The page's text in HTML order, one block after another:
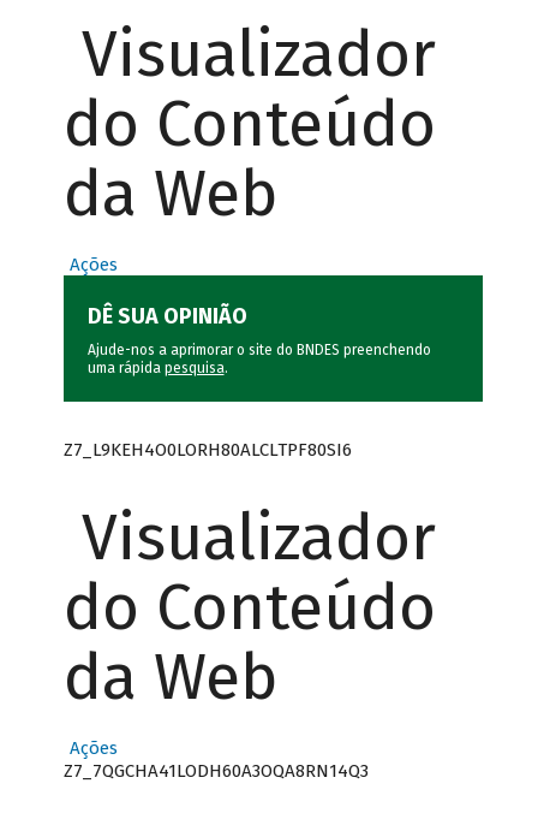
Visualizador
do Conteúdo
da Web
Ações
DÊ SUA OPINIÃO
Ajude-nos a aprimorar o site do BNDES preenchendo
uma rápida pesquisa.
Z7_L9KEH4O0LORH80ALCLTPF80SI6
Visualizador
do Conteúdo
da Web
Ações
Z7_7QGCHA41LODH60A3OQA8RN14Q3